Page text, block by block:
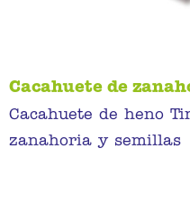
Cacahuete de
Cacahuete de heno
zanahoria y semillas